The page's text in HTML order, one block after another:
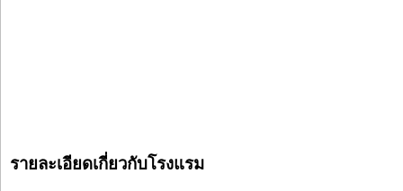
รายละเอียดเกี่ยวกับโรงแรม